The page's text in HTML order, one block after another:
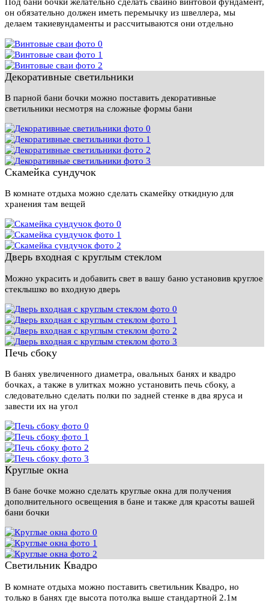
он обязательно должен иметь перемычку из швеллера, мы
делаем такиевундаменты и рассчитываются они отдельно
Декоративные светильники
В парной бани бочки можно поставить декоративные
светильники несмотря на сложные формы бани
Скамейка сундучок
В комнате отдыха можно сделать скамейку откидную для
хранения там вещей
Дверь входная с круглым стеклом
Можно украсить и добавить свет в вашу баню установив круглое
стеклышко во входную дверь
Печь сбоку
В банях увеличенного диаметра, овальных банях и квадро
бочках, а также в улитках можно установить печь сбоку, а
следовательно сделать полки по задней стенке в два яруса и
завести их на угол
Круглые окна
В бане бочке можно сделать круглые окна для получения
дополнительного освещения в бане и также для красоты вашей
бани бочки
Светильник Квадро
В комнате отдыха можно поставить светильник Квадро, но
только в банях где высота потолка выше стандартной 2.1м